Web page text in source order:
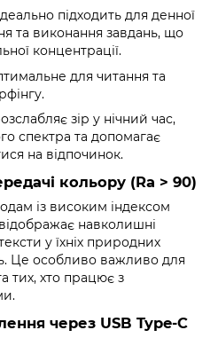
підходить для денної
та виконання завдань, що
концентрації.
для читання та
зір у нічний час,
спектра та допомагає
на відпочинок.
кольору (Ra > 90)
із високим індексом
навколишні
у їхніх природних
Це особливо важливо для
тих, хто працює з
через USB Type-C